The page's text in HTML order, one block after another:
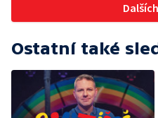
Ostatní také